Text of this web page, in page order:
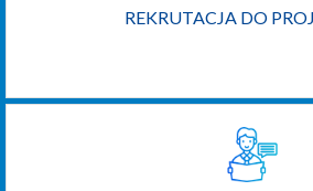
REKRUTACJA DO